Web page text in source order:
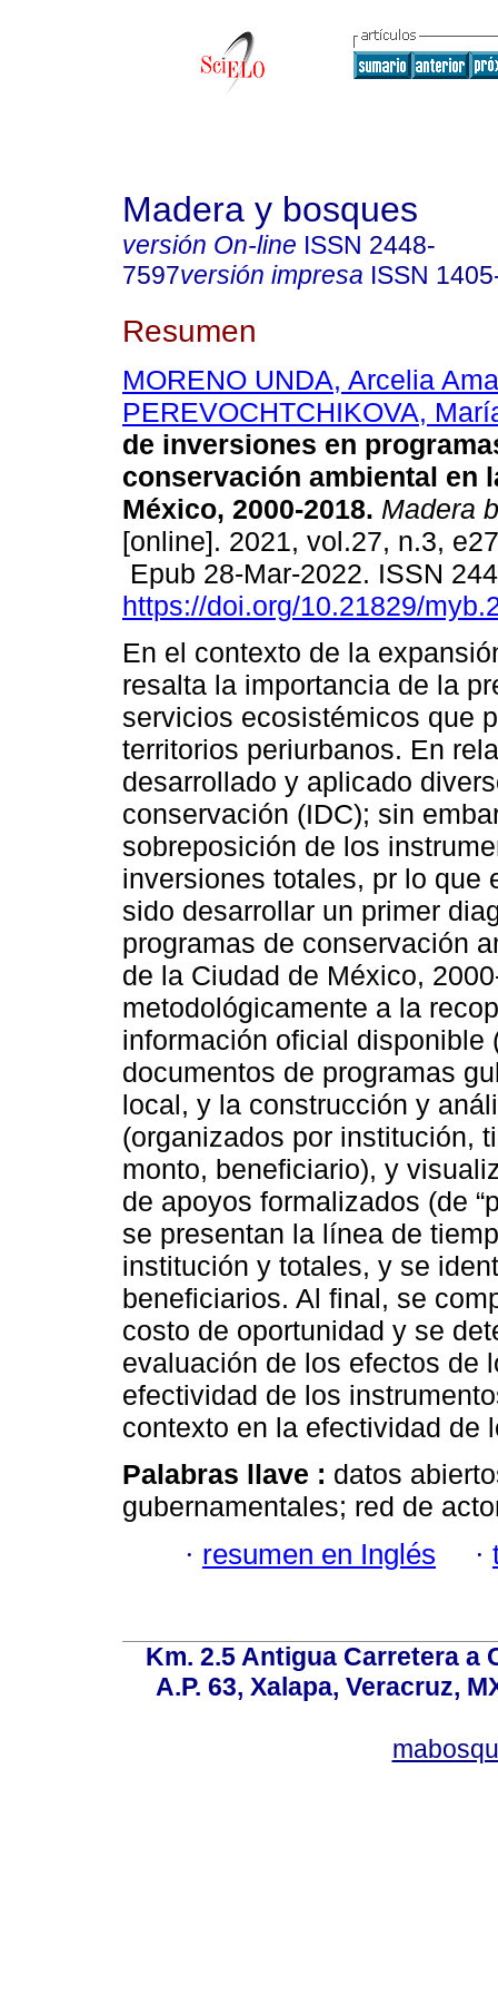
Madera y bosques
versión On-line ISSN 2448-
7597versión impresa ISSN
Resumen
MORENO UNDA, Arcelia
PEREVOCHTCHIKOVA,
de inversiones en
conservación ambiental en
México, 2000-2018. Madera
[online]. 2021, vol.27, n.3,
Epub 28-Mar-2022. ISSN
https://doi.org/10.21829/
En el contexto de la
resalta la importancia de la
servicios ecosistémicos que
territorios periurbanos. En
desarrollado y aplicado
conservación (IDC); sin
sobreposición de los
inversiones totales, pr lo que
sido desarrollar un primer
programas de conservación
de la Ciudad de México,
metodológicamente a la
información oficial disponible
documentos de programas
local, y la construcción y
(organizados por institución,
monto, beneficiario), y
de apoyos formalizados (de
se presentan la línea de
institución y totales, y se
beneficiarios. Al final, se
costo de oportunidad y se
evaluación de los efectos de
efectividad de los
contexto en la efectividad de
Palabras llave : datos
gubernamentales; red de
· resumen en Inglés ·
Km. 2.5 Antigua Carretera a
A.P. 63, Xalapa, Veracruz,